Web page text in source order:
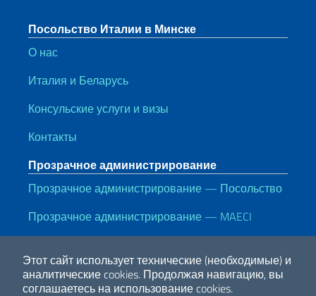
Этот сайт использует технические (необходимые) и
аналитические cookies. Продолжая навигацию, вы
соглашаетесь на использование cookies.
Посольство Италии в Минске
О нас
Италия и Беларусь
Консульские услуги и визы
Контакты
Прозрачное администрирование
Прозрачное администрирование — Посольство
Прозрачное администрирование — MAECI
Полезные ссылки
Note legaliPrivacy e cookie policyDichiarazione di accessibilità